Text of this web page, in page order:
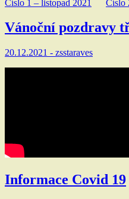
Číslo 1 – listopad 2021
Číslo
Vánoční pozdravy
20.12.2021 - zsstaraves
Informace Covid 19